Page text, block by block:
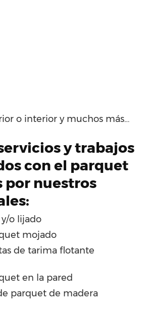
o interior y muchos más…
y trabajos
con el parquet
por nuestros
o lijado
mojado
de tarima flotante
en la pared
parquet de madera